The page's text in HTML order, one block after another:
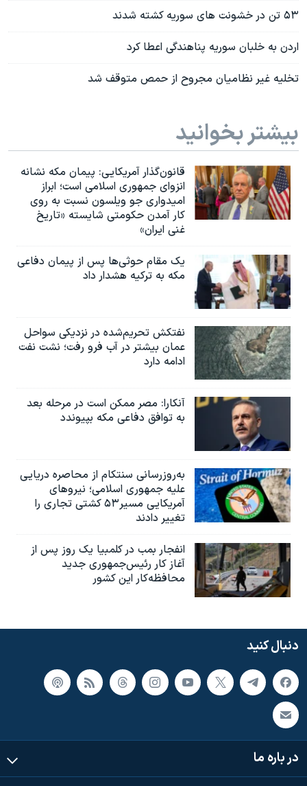
۵۳ تن در خشونت های سوریه کشته شدند
اردن به خلبان سوریه پناهندگی اعطا کرد
تخلیه غیر نظامیان مجروح از حمص متوقف شد
بیشتر بخوانید
قانون‌گذار آمریکایی: پیمان مکه نشانه
انزوای جمهوری اسلامی است؛ ابراز
امیدواری جو ویلسون نسبت به روی
کار آمدن حکومتی شایسته «تاریخ
غنی ایران»
یک مقام حوثی‌ها پس از پیمان دفاعی
مکه به ترکیه هشدار داد
نفتکش تحریم‌شده در نزدیکی سواحل
عمان بیشتر در آب فرو رفت؛ نشت نفت
ادامه دارد
آنکارا: مصر ممکن است در مرحله بعد
به توافق دفاعی مکه بپیوندد
به‌روزرسانی سنتکام از محاصره دریایی
علیه جمهوری اسلامی؛ نیروهای
آمریکایی مسیر۵۳ کشتی تجاری را
تغییر دادند
انفجار بمب‌‌ در کلمبیا یک روز پس از
آغاز کار رئیس‌جمهوری جدید
محافظه‌کار این کشور
دنبال کنید
در باره ما